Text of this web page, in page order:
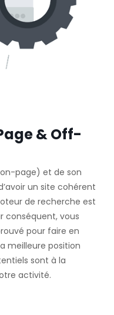
& Off-
page) et de son
un site cohérent
de recherche est
conséquent, vous
pour faire en
meilleure position
sont à la
activité.